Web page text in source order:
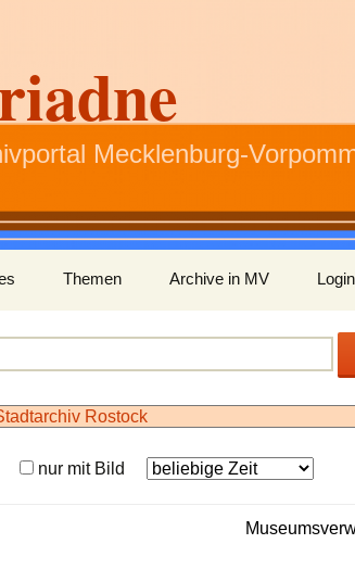
Mecklenburg-
Themen Archive in MV Login
nur mit Bild